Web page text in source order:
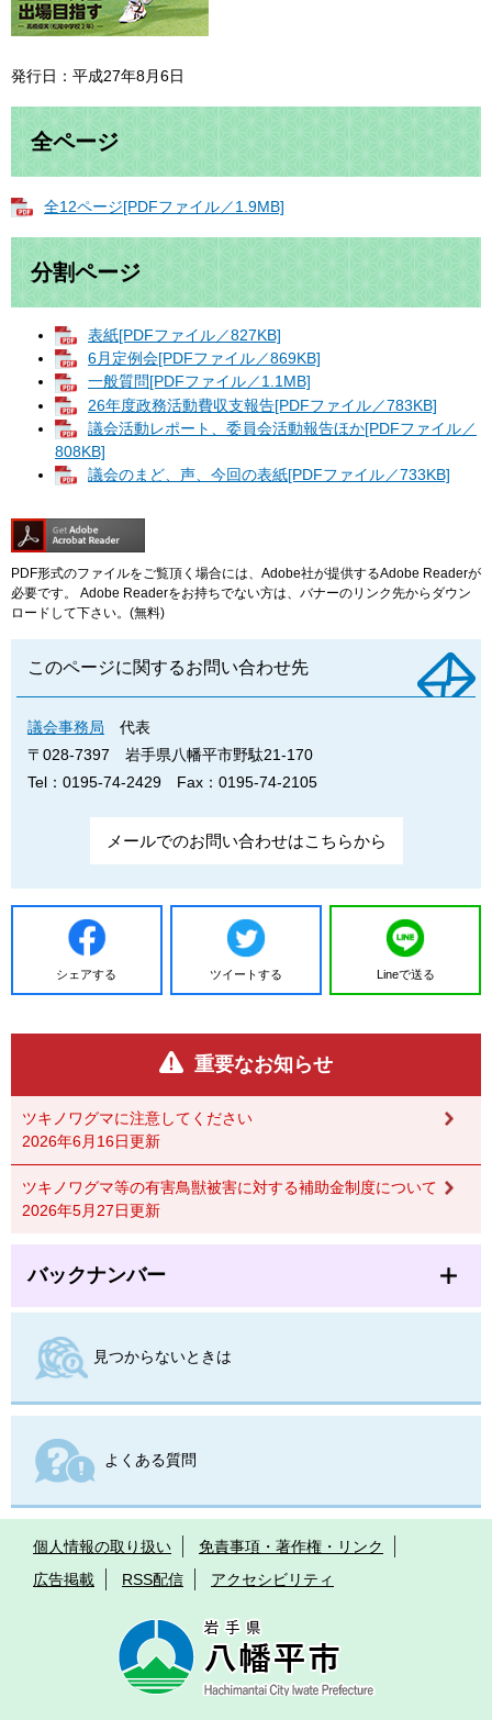
発行日：平成27年8月6日
全ページ
全12ページ[PDFファイル／1.9MB]
分割ページ
表紙[PDFファイル／827KB]
6月定例会[PDFファイル／869KB]
一般質問[PDFファイル／1.1MB]
26年度政務活動費収支報告[PDFファイル／783KB]
議会活動レポート、委員会活動報告ほか[PDFファイル／
808KB]
議会のまど、声、今回の表紙[PDFファイル／733KB]
PDF形式のファイルをご覧頂く場合には、Adobe社が提供するAdobe Readerが
必要です。
Adobe Readerをお持ちでない方は、バナーのリンク先からダウン
ロードして下さい。(無料)
このページに関するお問い合わせ先
議会事務局
代表
〒028-7397
岩手県八幡平市野駄21-170
Tel：0195-74-2429
Fax：0195-74-2105
メールでのお問い合わせはこちらから
シェアする ツイートする Lineで送る
重要なお知らせ
ツキノワグマに注意してください
2026年6月16日更新
ツキノワグマ等の有害鳥獣被害に対する補助金制度について
2026年5月27日更新
バックナンバー
見つからないときは
よくある質問
個人情報の取り扱い
免責事項・著作権・リンク
広告掲載
RSS配信 アクセシビリティ